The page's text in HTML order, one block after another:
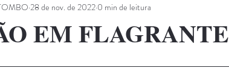
EM FLAGRANTE
28 de nov. de 2022 0 min de leitura